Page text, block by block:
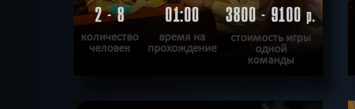
2 - 8
количество
человек
01:00
время на
прохождение
3800 - 9100р.
стоимость игры
одной
команды